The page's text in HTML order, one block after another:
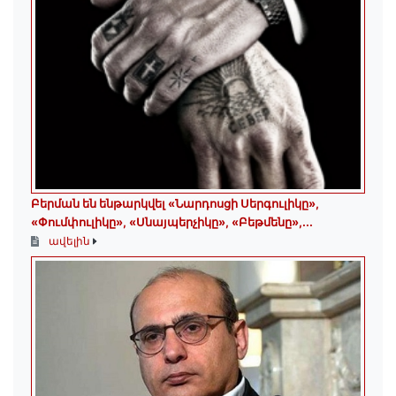
Բերման են ենթարկվել «Նարդոսցի Սերգուլիկը»,
«Փումփուլիկը», «Սնայպերչիկը», «Բեթմենը»,...
ավելին